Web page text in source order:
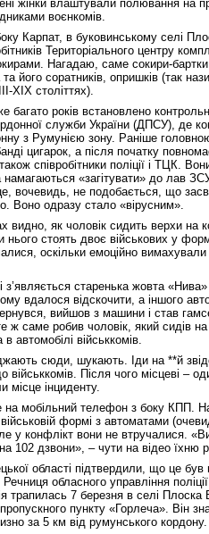
жінки влаштували полювання на
воєнкомів.
Карпат, в буковинському селі
Територіального центру
Нагадаю, саме сокири-
його соратників, опришків (так
ХІХ століттях).
багато років встановлено
служби України (ДПСУ), де
з Румунією зону. Раніше
цигарок, а після початку
співробітники поліції і ТЦК.
намагаються «загітувати» до лав
вочевидь, не подобається, що
Воно одразу стало «вірусним».
видно, як чоловік сидить верхи на
нього стоять двоє військових у
оскільки емоційно вимахували
з’являється старенька жовта
вдалося відскочити, а іншого
вийшов з машини і став
ж саме робив чоловік, який сидів
автомобілі військкомів.
сюди, шукають. Іди на **й
військкомів. Після чого місцеві –
місце інциденту.
на мобільний телефон з боку КПП.
формі з автоматами
у конфлікт вони не втручалися.
102 дзвони», – чути на відео їхню
області підтвердили, що це
обласного управління
трапилась 7 березня в селі Плоска
пункту «Горлеча». Він
за 5 км від румунського кордону.